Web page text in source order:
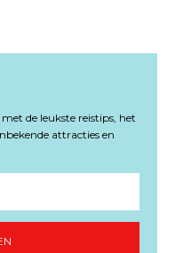
de leukste reistips, het
attracties en